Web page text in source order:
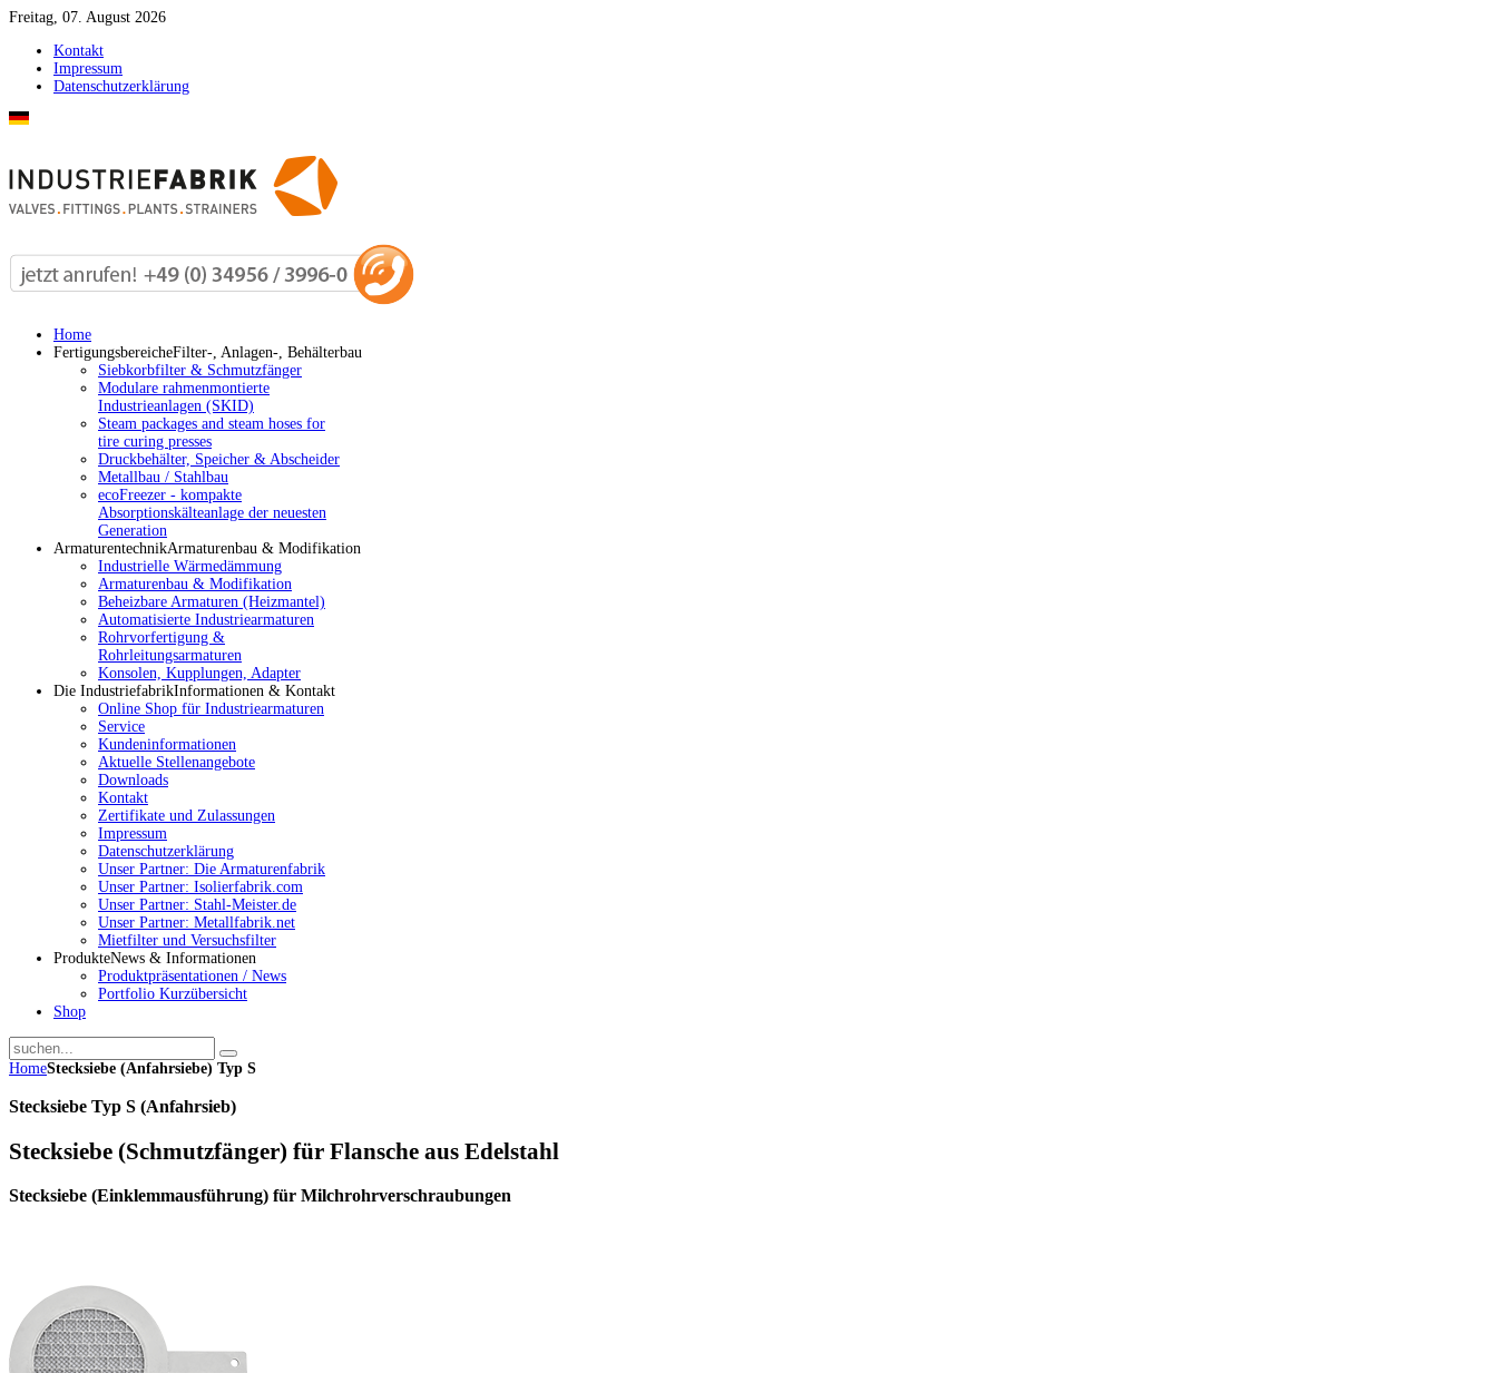
Freitag, 07. August 2026
Kontakt
Impressum
Datenschutzerklärung
Home
FertigungsbereicheFilter-, Anlagen-, Behälterbau
Siebkorbfilter & Schmutzfänger
Modulare rahmenmontierte
Industrieanlagen (SKID)
Steam packages and steam hoses for
tire curing presses
Druckbehälter, Speicher & Abscheider
Metallbau / Stahlbau
ecoFreezer - kompakte
Absorptionskälteanlage der neuesten
Generation
ArmaturentechnikArmaturenbau & Modifikation
Industrielle Wärmedämmung
Armaturenbau & Modifikation
Beheizbare Armaturen (Heizmantel)
Automatisierte Industriearmaturen
Rohrvorfertigung &
Rohrleitungsarmaturen
Konsolen, Kupplungen, Adapter
Die IndustriefabrikInformationen & Kontakt
Online Shop für Industriearmaturen
Service
Kundeninformationen
Aktuelle Stellenangebote
Downloads
Kontakt
Zertifikate und Zulassungen
Impressum
Datenschutzerklärung
Unser Partner: Die Armaturenfabrik
Unser Partner: Isolierfabrik.com
Unser Partner: Stahl-Meister.de
Unser Partner: Metallfabrik.net
Mietfilter und Versuchsfilter
ProdukteNews & Informationen
Produktpräsentationen / News
Portfolio Kurzübersicht
Shop
HomeStecksiebe (Anfahrsiebe) Typ S
Stecksiebe Typ S (Anfahrsieb)
Stecksiebe (Schmutzfänger) für Flansche aus Edelstahl
Stecksiebe (Einklemmausführung) für Milchrohrverschraubungen